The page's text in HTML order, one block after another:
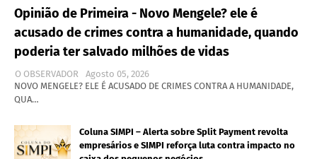
Opinião de Primeira - Novo Mengele? ele é
acusado de crimes contra a humanidade, quando
poderia ter salvado milhões de vidas
O OBSERVADOR
Agosto 05, 2026
NOVO MENGELE? ELE É ACUSADO DE CRIMES CONTRA A HUMANIDADE,
QUA…
Coluna SIMPI – Alerta sobre Split Payment revolta
empresários e SIMPI reforça luta contra impacto no